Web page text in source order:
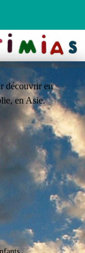
découvrir en
en Asie.